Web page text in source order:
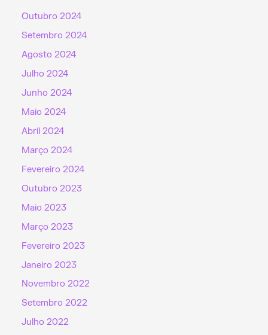
Outubro 2024
Setembro 2024
Agosto 2024
Julho 2024
Junho 2024
Maio 2024
Abril 2024
Março 2024
Fevereiro 2024
Outubro 2023
Maio 2023
Março 2023
Fevereiro 2023
Janeiro 2023
Novembro 2022
Setembro 2022
Julho 2022